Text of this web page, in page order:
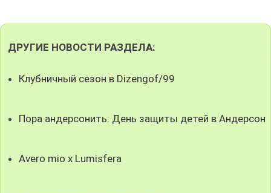
ДРУГИЕ НОВОСТИ РАЗДЕЛА:
Клубничный сезон в Dizengof/99
Пора андерсонить: День защиты детей в Андерсон
Avero mio x Lumisfera